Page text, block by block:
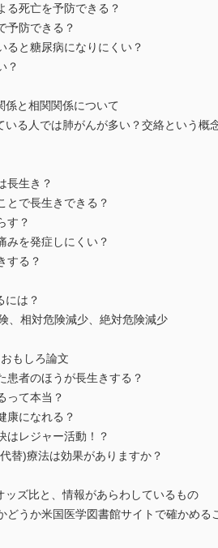
る死亡を予防できる？
予防できる？
ると糖尿病になりにくい？
？
係と相関関係について
いる人では肺がんが多い？交絡という概
長生き？
とで長生きできる？
す？
みを発症しにくい？
する？
には？
、相対危険減少、絶対危険減少
もしろ論文
患者のほうが長生きする？
って本当？
康になれる？
はレジャー活動！？
替)療法は効果がありますか？
ッズ比と、情報があらわしているもの
どうか米国医学図書館サイトで確かめる